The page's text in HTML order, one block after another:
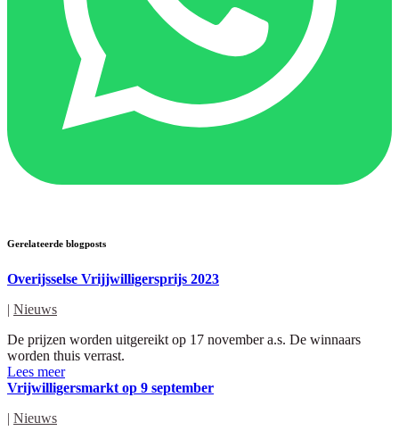
Gerelateerde blogposts
Overijsselse Vrijjwilligersprijs 2023
| Nieuws
De prijzen worden uitgereikt op 17 november a.s. De winnaars
worden thuis verrast.
Lees meer
Vrijwilligersmarkt op 9 september
| Nieuws